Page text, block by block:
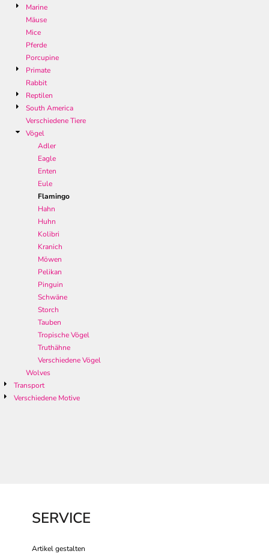
Marine
Mäuse
Mice
Pferde
Porcupine
Primate
Rabbit
Reptilen
South America
Verschiedene Tiere
Vögel
Adler
Eagle
Enten
Eule
Flamingo
Hahn
Huhn
Kolibri
Kranich
Möwen
Pelikan
Pinguin
Schwäne
Storch
Tauben
Tropische Vögel
Truthähne
Verschiedene Vögel
Wolves
Transport
Verschiedene Motive
SERVICE
Artikel gestalten